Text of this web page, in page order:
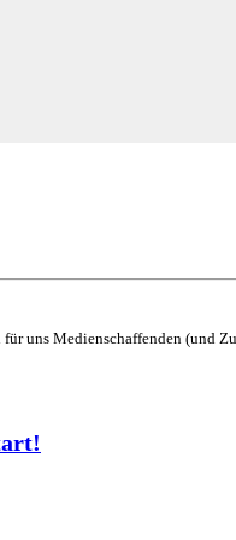
uns Medienschaffenden (und